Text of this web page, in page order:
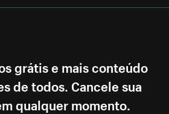
grátis e mais conteúdo
de todos. Cancele sua
qualquer momento.